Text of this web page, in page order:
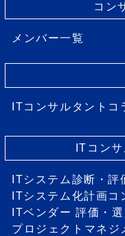
コン
メンバー一覧
ITコンサルタントコ
ITコン
ITシステム診断・
ITシステム化計画コ
ITベンダー 評価・
プロジェクトマネジ